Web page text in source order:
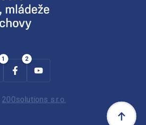
200solutions s.r.o.